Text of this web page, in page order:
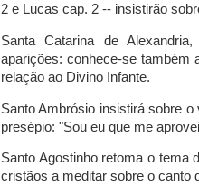
2 e Lucas cap. 2 -- insistirão
Santa Catarina de
aparições: conhece-se também
relação ao Divino Infante.
Santo Ambrósio insistirá sobre
presépio: "Sou eu que me
Santo Agostinho retoma o tema
cristãos a meditar sobre o canto